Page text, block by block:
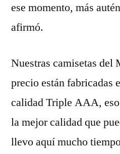
ese momento, más
afirmó.
Nuestras camisetas del
precio están fabricadas
calidad Triple AAA,
la mejor calidad que
llevo aquí mucho